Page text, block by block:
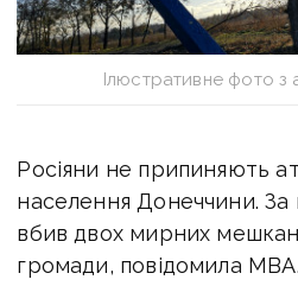
Ілюстративне фото з
Росіяни не припиняють
населення Донеччини.
вбив двох мирних
громади, повідомила МВА.